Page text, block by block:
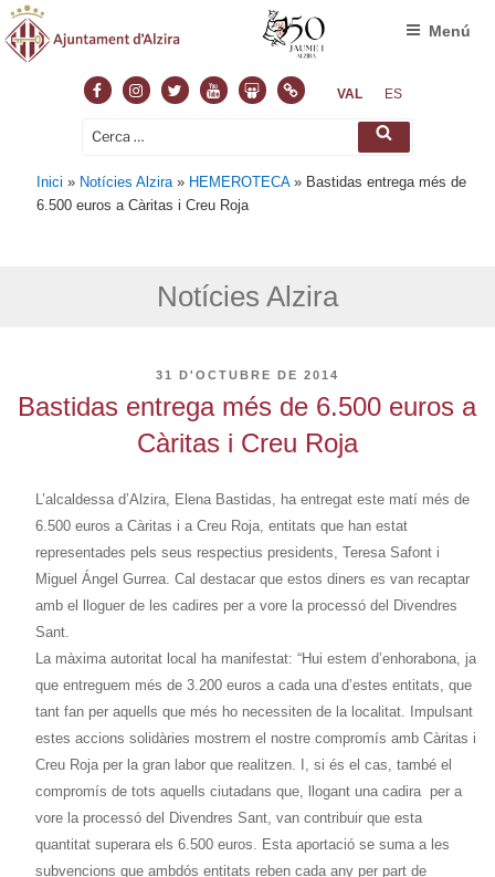
FacebookInstagram
TwitterYoutubeSlideshare
NormasVAL ES
Cerca: Cerca
Menú
Inici » Notícies Alzira » HEMEROTECA» Bastidas entrega més de
6.500 euros a Càritas i Creu Roja
Notícies Alzira
PUBLICAT
31 D'OCTUBRE DE 2014
Bastidas entrega més de 6.500 euros a
Càritas i Creu Roja
L’alcaldessa d’Alzira, Elena Bastidas, ha entregat este matí més de
6.500 euros a Càritas i a Creu Roja, entitats que han estat
representades pels seus respectius presidents, Teresa Safont i
Miguel Ángel Gurrea. Cal destacar que estos diners es van recaptar
amb el lloguer de les cadires per a vore la processó del Divendres
Sant.
La màxima autoritat local ha manifestat: “Hui estem d’enhorabona, ja
que entreguem més de 3.200 euros a cada una d’estes entitats, que
tant fan per aquells que més ho necessiten de la localitat. Impulsant
estes accions solidàries mostrem el nostre compromís amb Càritas i
Creu Roja per la gran labor que realitzen. I, si és el cas, també el
compromís de tots aquells ciutadans que, llogant una cadira per a
vore la processó del Divendres Sant, van contribuir que esta
quantitat superara els 6.500 euros. Esta aportació se suma a les
subvencions que ambdós entitats reben cada any per part de